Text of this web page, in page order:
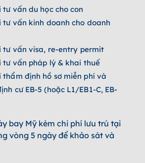
tư vấn du học cho con
tư vấn kinh doanh cho doanh
tư vấn visa, re-entry permit
tư vấn pháp lý & khai thuế
thẩm định hồ sơ miễn phí và
cư EB-5 (hoặc L1/EB1-C, EB-
bay Mỹ kèm chi phí lưu trú tại
vòng 5 ngày để khảo sát và